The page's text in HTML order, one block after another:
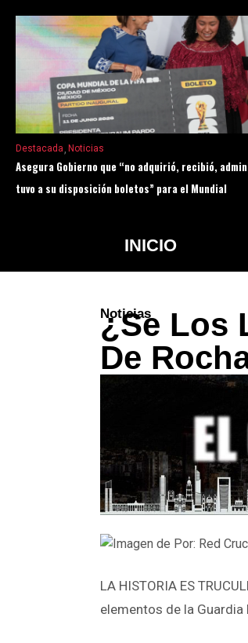
Destacada Noticias
Asegura Gobierno que “no adquirió, recibió,
tuvo a su disposición boletos” para el Mundial
INICIO
Noticias
¿Se Los
De
LA HISTORIA ES
elementos de la Guardia